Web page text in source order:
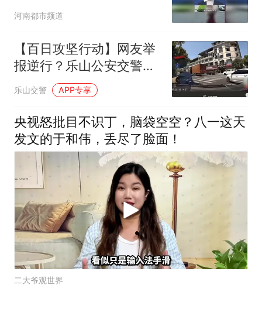
语，引流涉诈软件、盗
刷、敲诈步步惊心
河南都市频道
【百日攻坚行动】网友举
报逆行？乐山公安交警：
安排上了！
乐山交警 APP专享
央视怒批目不识丁，脑袋空空？八一这天
发文的于和伟，丢尽了脸面！
二大爷观世界